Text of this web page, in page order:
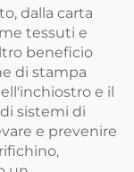
dalla carta
tessuti e
beneficio
di stampa
e il
sistemi di
e prevenire